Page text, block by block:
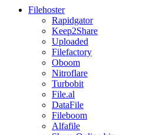
Filehoster
Rapidgator
Keep2Share
Uploaded
Filefactory
Oboom
Nitroflare
Turbobit
File.al
DataFile
Fileboom
Alfafile